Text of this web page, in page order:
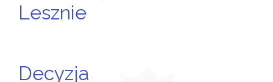
Lesznie
Decyzja